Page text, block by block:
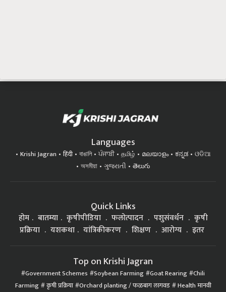
Languages
Krishi Jagran हिंदी বাঙালি ਪੰਜਾਬੀ தமிழ் മലയാളം ಕನ್ನಡ
ଓଡିଆ
অসমীয়া
ગુજરાતી తెలుగు
Quick Links
होम बातम्या कृषीपीडिया फलोत्पादन पशुसंवर्धन
कृषी
प्रक्रिया
यशकथा यांत्रिकीकरण शिक्षण आरोग्य इतर
Top on Krishi Jagran
Government Schemes Soybean Farming Goat Rearing Chili
Farming कृषी प्रक्रिया Orchard planting / फळबाग लागवड Health मानवी